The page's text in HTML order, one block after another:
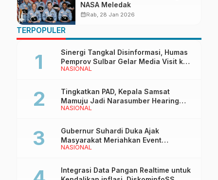
NASA Meledak
calendar_monthRab, 28 Jan 2026
TERPOPULER
NASIONAL
Sinergi Tangkal Disinformasi, Humas
Pemprov Sulbar Gelar Media Visit ke
Kantor Redaksi di Mamuju
NASIONAL
Tingkatkan PAD, Kepala Samsat
Mamuju Jadi Narasumber Hearing
Bersama Wakil Ketua I DPRD Sulbar
NASIONAL
Gubernur Suhardi Duka Ajak
Masyarakat Meriahkan Event
Manakarra Fair 2026
Integrasi Data Pangan Realtime untuk